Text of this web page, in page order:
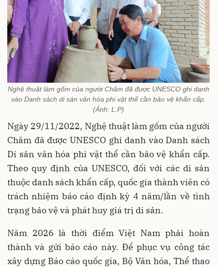
Nghệ thuật làm gốm của người Chăm đã được UNESCO ghi danh
vào Danh sách di sản văn hóa phi vật thể cần bảo vệ khẩn cấp.
(Ảnh: L.P)
Ngày 29/11/2022, Nghệ thuật làm gốm của người
Chăm đã được UNESCO ghi danh vào Danh sách
Di sản văn hóa phi vật thể cần bảo vệ khẩn cấp.
Theo quy định của UNESCO, đối với các di sản
thuộc danh sách khẩn cấp, quốc gia thành viên có
trách nhiệm báo cáo định kỳ 4 năm/lần về tình
trạng bảo vệ và phát huy giá trị di sản.
Năm 2026 là thời điểm Việt Nam phải hoàn
thành và gửi báo cáo này. Để phục vụ công tác
xây dựng Báo cáo quốc gia, Bộ Văn hóa, Thể thao